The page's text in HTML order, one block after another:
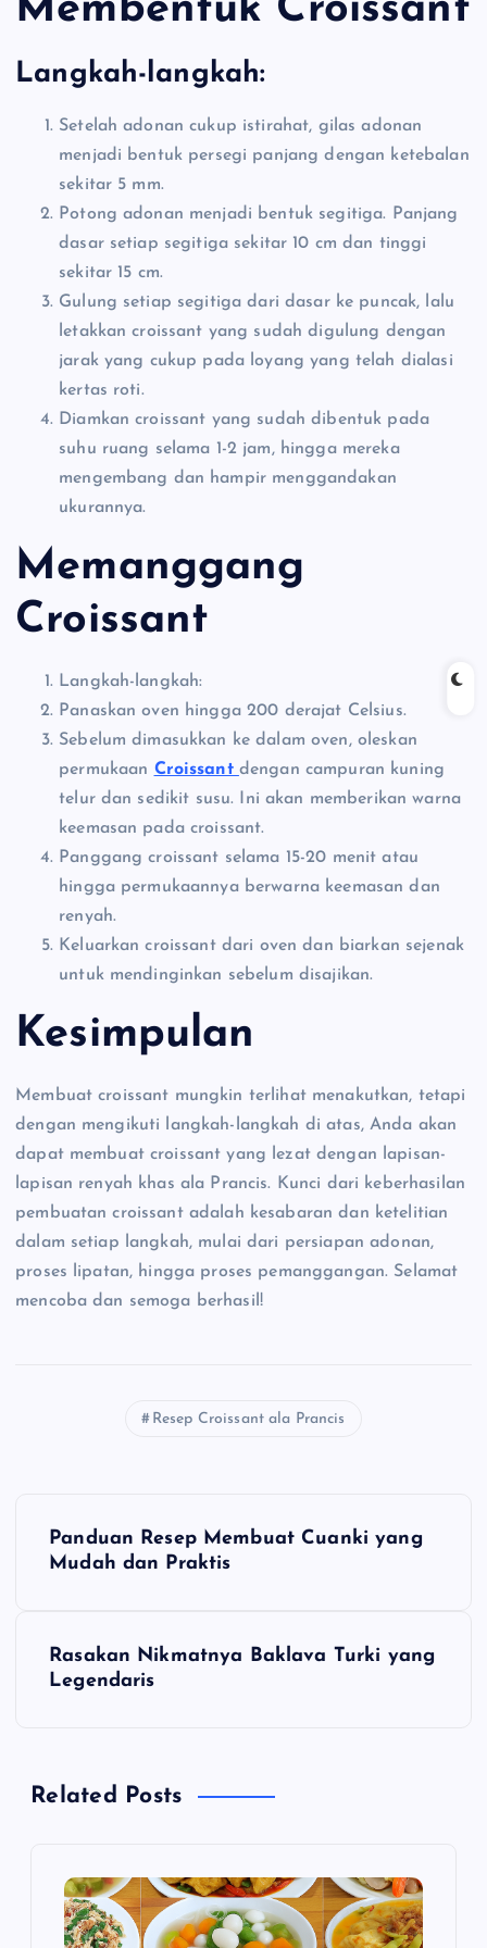
Membentuk Croissant
Langkah-langkah:
Setelah adonan cukup istirahat, gilas adonan
menjadi bentuk persegi panjang dengan ketebalan
sekitar 5 mm.
Potong adonan menjadi bentuk segitiga. Panjang
dasar setiap segitiga sekitar 10 cm dan tinggi
sekitar 15 cm.
Gulung setiap segitiga dari dasar ke puncak, lalu
letakkan croissant yang sudah digulung dengan
jarak yang cukup pada loyang yang telah dialasi
kertas roti.
Diamkan croissant yang sudah dibentuk pada
suhu ruang selama 1-2 jam, hingga mereka
mengembang dan hampir menggandakan
ukurannya.
Memanggang
Croissant
Langkah-langkah:
Panaskan oven hingga 200 derajat Celsius.
Sebelum dimasukkan ke dalam oven, oleskan
permukaan Croissant dengan campuran kuning
telur dan sedikit susu. Ini akan memberikan warna
keemasan pada croissant.
Panggang croissant selama 15-20 menit atau
hingga permukaannya berwarna keemasan dan
renyah.
Keluarkan croissant dari oven dan biarkan sejenak
untuk mendinginkan sebelum disajikan.
Kesimpulan
Membuat croissant mungkin terlihat menakutkan, tetapi
dengan mengikuti langkah-langkah di atas, Anda akan
dapat membuat croissant yang lezat dengan lapisan-
lapisan renyah khas ala Prancis. Kunci dari keberhasilan
pembuatan croissant adalah kesabaran dan ketelitian
dalam setiap langkah, mulai dari persiapan adonan,
proses lipatan, hingga proses pemanggangan. Selamat
mencoba dan semoga berhasil!
Resep Croissant ala Prancis
N
a
Panduan Resep Membuat Cuanki yang
Mudah dan Praktis
Rasakan Nikmatnya Baklava Turki yang
Legendaris
Related Posts